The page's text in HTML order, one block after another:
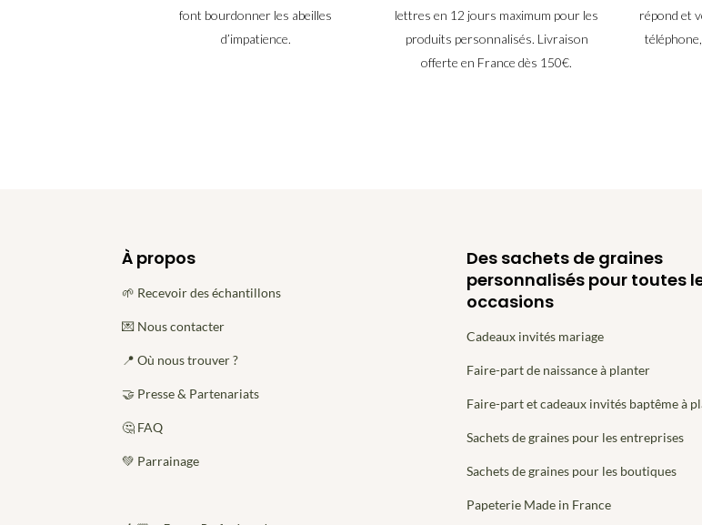
font bourdonner les abeilles
d’impatience.
lettres en 12 jours maximum pour les
produits personnalisés. Livraison
offerte en France dès 150€.
répond et
À propos
🌱 Recevoir des échantillons
💌 Nous contacter
📍 Où nous trouver ?
🤝 Presse & Partenariats
🤔 FAQ
💚 Parrainage
Des sachets de graines
personnalisés pour toutes
occasions
Cadeaux invités mariage
Faire-part de naissance à planter
Faire-part et cadeaux invités baptême à
Sachets de graines pour les entreprises
Sachets de graines pour les boutiques
Papeterie Made in France